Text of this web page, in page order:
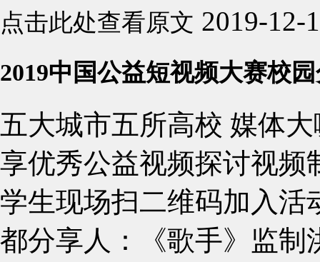
点击此处查看原文 2019-12-
2019中国公益短视频大赛校
五大城市五所高校 媒体
享优秀公益视频探讨视频
学生现场扫二维码加入活
都分享人：《歌手》监制